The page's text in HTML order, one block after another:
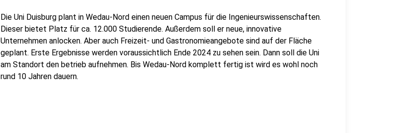
Die Uni Duisburg plant in Wedau-Nord einen neuen Campus für die Ingenieurswissenschaften.
Dieser bietet Platz für ca. 12.000 Studierende. Außerdem soll er neue, innovative
Unternehmen anlocken. Aber auch Freizeit- und Gastronomieangebote sind auf der Fläche
geplant. Erste Ergebnisse werden voraussichtlich Ende 2024 zu sehen sein. Dann soll die Uni
am Standort den betrieb aufnehmen. Bis Wedau-Nord komplett fertig ist wird es wohl noch
rund 10 Jahren dauern.